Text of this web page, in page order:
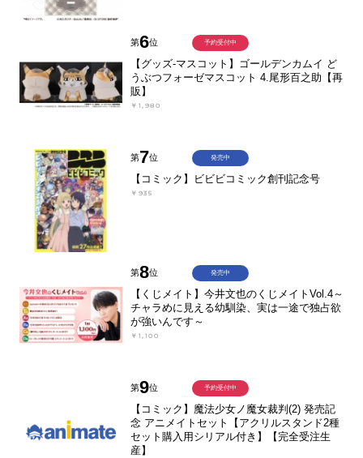
第6位
【グッズ-マスコット】ゴールデンカムイ ど
うぶつフォーゼマスコット 4.尾形百之助【再
販】
￥1,980
予約受付中
第7位
【コミック】ビビビコミック創刊記念号
￥935
発売中
第8位
【くじメイト】今井文也のくじメイトVol.4～
チャラめに見える幼馴染、実は一途で独占欲
が強いんです～
￥1,100
発売中
第9位
【コミック】魔法少女ノ魔女裁判(2) 発売記
念 アニメイトセット【アクリルスタンド2種
セット購入用シリアル付き】【完全受注生
産】
予約受付中